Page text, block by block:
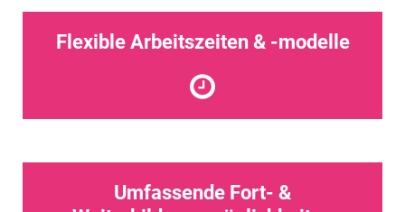
Flexible Arbeitszeiten & -modelle
Umfassende Fort- &